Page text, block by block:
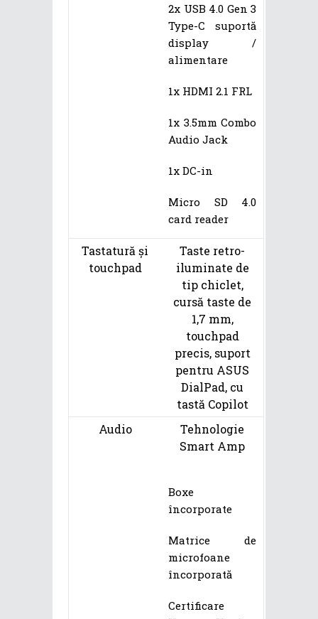
2x USB 4.0 Gen 3
Type-C suportă
display /
alimentare
1x HDMI 2.1 FRL
1x 3.5mm Combo
Audio Jack
1x DC-in
Micro SD 4.0
card reader
Tastatură și
touchpad
Taste retro-
iluminate de
tip chiclet,
cursă taste de
1,7 mm,
touchpad
precis, suport
pentru ASUS
DialPad, cu
tastă Copilot
Audio
Tehnologie
Smart Amp
Boxe
încorporate
Matrice de
microfoane
încorporată
Certificare